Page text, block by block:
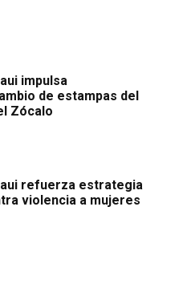
impulsa
de estampas del
Zócalo
refuerza estrategia
violencia a mujeres